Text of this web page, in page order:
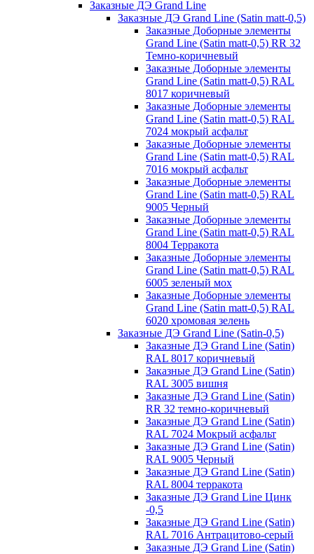
Заказные ДЭ Grand Line
Заказные ДЭ Grand Line (Satin matt-0,5)
Заказные Доборные элементы
Grand Line (Satin matt-0,5) RR 32
Темно-коричневый
Заказные Доборные элементы
Grand Line (Satin matt-0,5) RAL
8017 коричневый
Заказные Доборные элементы
Grand Line (Satin matt-0,5) RAL
7024 мокрый асфальт
Заказные Доборные элементы
Grand Line (Satin matt-0,5) RAL
7016 мокрый асфальт
Заказные Доборные элементы
Grand Line (Satin matt-0,5) RAL
9005 Черный
Заказные Доборные элементы
Grand Line (Satin matt-0,5) RAL
8004 Терракота
Заказные Доборные элементы
Grand Line (Satin matt-0,5) RAL
6005 зеленый мох
Заказные Доборные элементы
Grand Line (Satin matt-0,5) RAL
6020 хромовая зелень
Заказные ДЭ Grand Line (Satin-0,5)
Заказные ДЭ Grand Line (Satin)
RAL 8017 коричневый
Заказные ДЭ Grand Line (Satin)
RAL 3005 вишня
Заказные ДЭ Grand Line (Satin)
RR 32 темно-коричневый
Заказные ДЭ Grand Line (Satin)
RAL 7024 Мокрый асфальт
Заказные ДЭ Grand Line (Satin)
RAL 9005 Черный
Заказные ДЭ Grand Line (Satin)
RAL 8004 терракота
Заказные ДЭ Grand Line Цинк
-0,5
Заказные ДЭ Grand Line (Satin)
RAL 7016 Антрацитово-серый
Заказные ДЭ Grand Line (Satin)